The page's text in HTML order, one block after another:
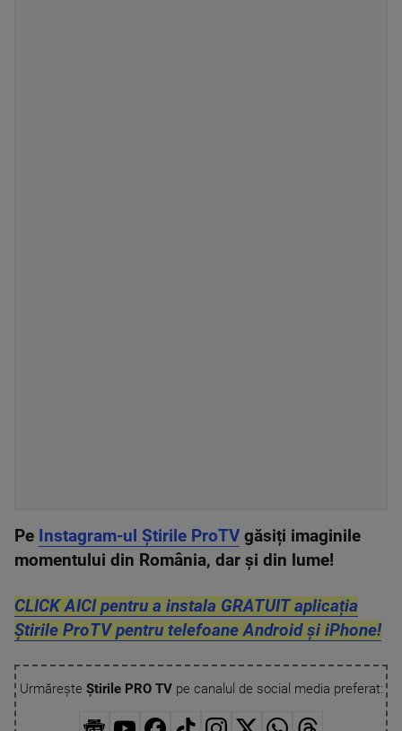
Pe Instagram-ul Știrile ProTV găsiți imaginile
momentului din România, dar și din lume!
CLICK AICI pentru a instala GRATUIT aplicația
Știrile ProTV pentru telefoane Android și iPhone!
Urmărește Știrile PRO TVpe canalul de social media preferat: